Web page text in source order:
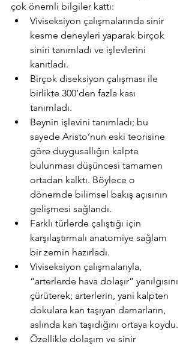
çok önemli bilgiler kattı:
Viviseksiyon çalışmalarında sinir
kesme deneyleri yaparak birçok
siniri tanımladı ve işlevlerini
kanıtladı.
Birçok diseksiyon çalışması ile
birlikte 300’den fazla kası
tanımladı.
Beynin işlevini tanımladı; bu
sayede Aristo’nun eski teorisine
göre duygusallığın kalpte
bulunması düşüncesi tamamen
ortadan kalktı. Böylece o
dönemde bilimsel bakış açısının
gelişmesi sağlandı.
Farklı türlerde çalıştığı için
karşılaştırmalı anatomiye sağlam
bir zemin hazırladı.
Viviseksiyon çalışmalarıyla,
“arterlerde hava dolaşır” yanılgısını
çürüterek; arterlerin, yani kalpten
dokulara kan taşıyan damarların,
aslında kan taşıdığını ortaya koydu.
Özellikle dolaşım ve sinir